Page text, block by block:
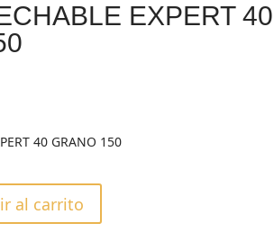
EXPERT 40
40 GRANO 150
al carrito